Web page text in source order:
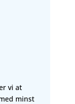
vi at
minst